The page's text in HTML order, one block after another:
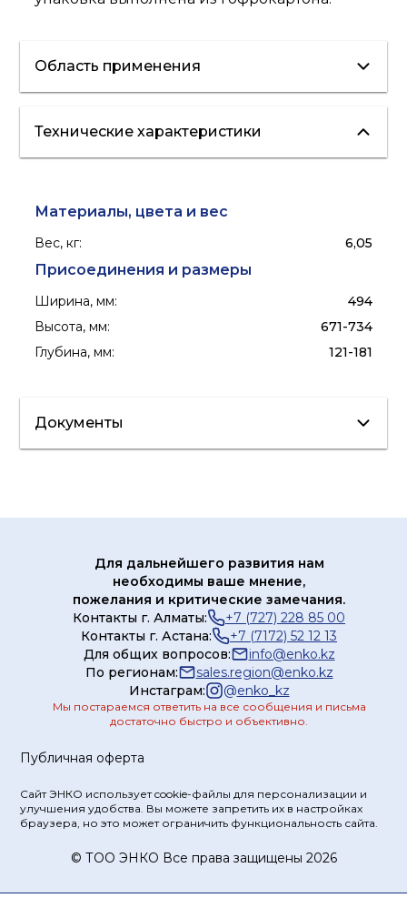
Область применения
отопление
холодоснабжение
Технические характеристики
Материалы, цвета и вес
Вес, кг: 6,05
Присоединения и размеры
Ширина, мм:
494
Высота, мм:
671-734
Глубина, мм: 121-181
Документы
Публичная оферта
Сайт ЭНКО использует cookie-файлы для персонализации и
улучшения удобства. Вы можете запретить их в настройках
браузера, но это может ограничить функциональность сайта.
© ТOO ЭНКО Все права защищены 2026
Для дальнейшего развития нам
необходимы ваше мнение,
пожелания и критические замечания.
Контакты г. Алматы:
+7 (727) 228 85 00
Контакты г. Астана:
+7 (7172) 52 12 13
Для общих вопросов:
info@enko.kz
По регионам:
sales.region@enko.kz
Инстаграм:
@enko_kz
Мы постараемся ответить на все сообщения и письма
достаточно быстро и объективно.